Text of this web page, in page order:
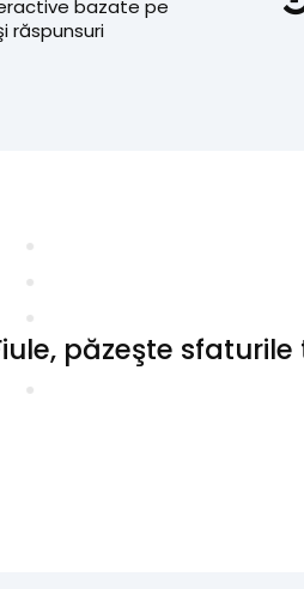
bazate pe
răspunsuri
păzeşte